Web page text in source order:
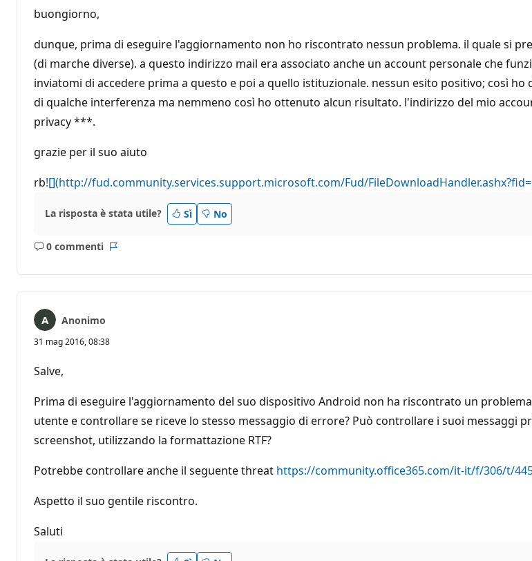
buongiorno,
dunque, prima di eseguire l'aggiornamento non ho riscontrato nessun problema. il quale si
(di marche diverse). a questo indirizzo mail era associato anche un account personale che
inviatomi di accedere prima a questo e poi a quello istituzionale. nessun esito positivo; così
di qualche interferenza ma nemmeno così ho ottenuto alcun risultato. l'indirizzo del mio
privacy ***.
grazie per il suo aiuto
rb![](http://fud.community.services.support.microsoft.com/Fud/
La risposta è stata utile? Sì No
0 commenti
Nessun
Anonimo
31 mag 2016, 08:38
Salve,
Prima di eseguire l'aggiornamento del suo dispositivo Android non ha riscontrato un
utente e controllare se riceve lo stesso messaggio di errore? Può controllare i suoi messaggi
screenshot, utilizzando la formattazione RTF?
Potrebbe controllare anche il seguente threat https://community.office365.com/it-it/f/306/t/
Aspetto il suo gentile riscontro.
Saluti